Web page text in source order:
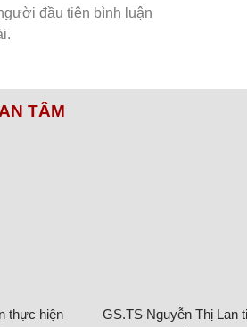
TÂM
thực hiện
GS.TS Nguyễn Thị Lan